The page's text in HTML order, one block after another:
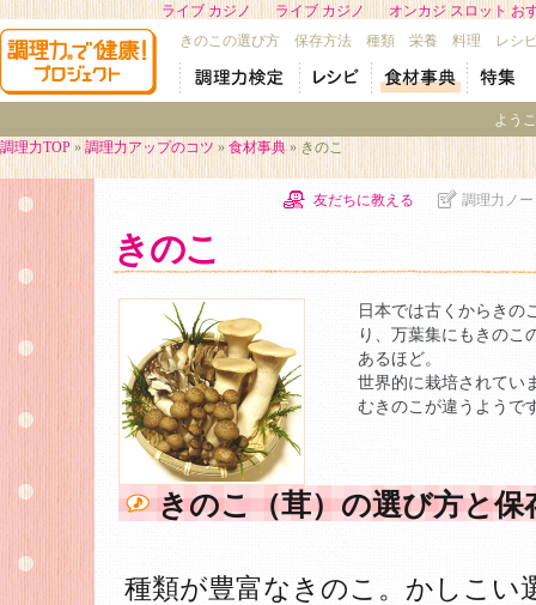
ライブ カジノ ライブ カジノ
オンカジ スロット お
きのこの選び方 保存方法 種類 栄養 料理 レシピ :
よう
調理力TOP » 調理力アップのコツ » 食材事典 » きのこ
友だちに教える 調理力ノ
きのこ
日本では古くからきの
り、万葉集にもきのこ
あるほど。
世界的に栽培されてい
むきのこが違うようで
きのこ（茸）の選び方と保
種類が豊富なきのこ。かしこい